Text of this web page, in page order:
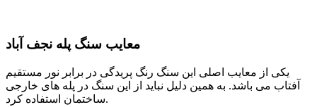
معایب سنگ پله نجف آباد
یکی از معایب اصلی این سنگ رنگ پریدگی در برابر نور مستقیم
آفتاب می باشد. به همین دلیل نباید از این سنگ در پله های خارجی
ساختمان استفاده کرد.